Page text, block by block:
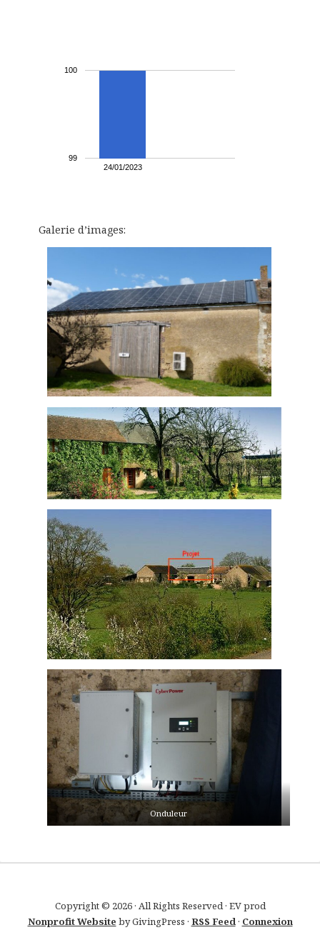
24/01/2023
99
100
Galerie d’images:
Onduleur
Copyright © 2026 · All Rights Reserved · EV prod
Nonprofit Website by GivingPress · RSS Feed· Connexion